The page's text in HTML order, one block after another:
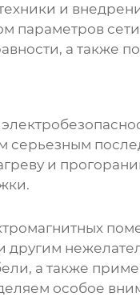
и
параметров
а также
серьезным
и
другим
а также
особое